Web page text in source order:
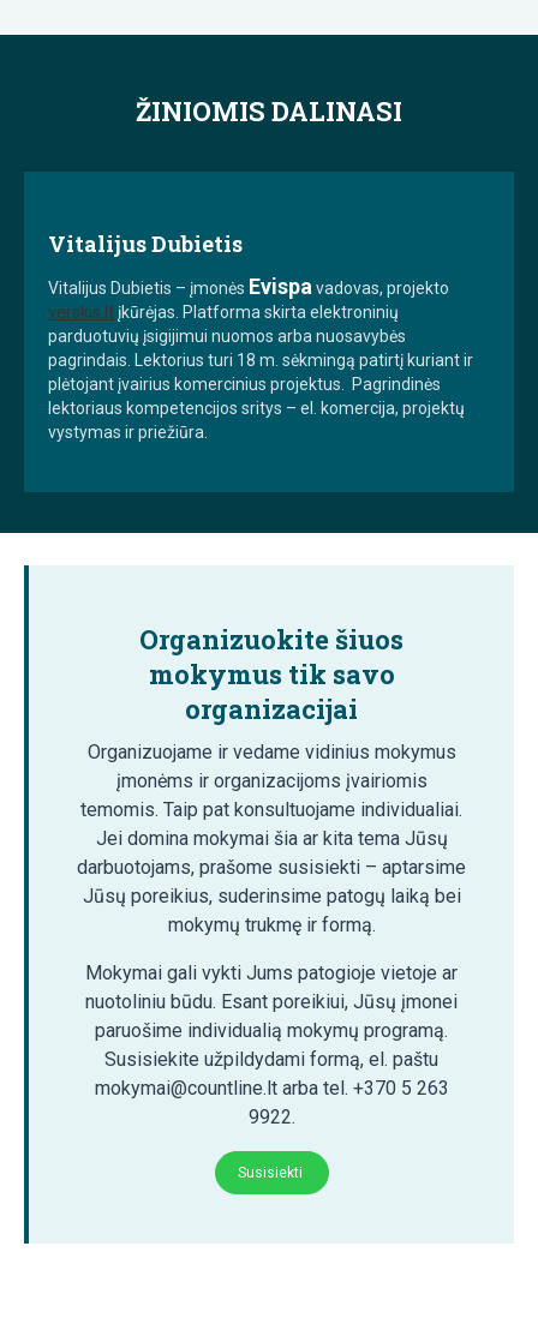
ŽINIOMIS DALINASI
Vitalijus Dubietis
Vitalijus Dubietis – įmonės Evispa vadovas, projekto
verskis.lt įkūrėjas. Platforma skirta elektroninių
parduotuvių įsigijimui nuomos arba nuosavybės
pagrindais. Lektorius turi 18 m. sėkmingą patirtį kuriant ir
plėtojant įvairius komercinius projektus. Pagrindinės
lektoriaus kompetencijos sritys – el. komercija, projektų
vystymas ir priežiūra.
Organizuokite šiuos
mokymus tik savo
organizacijai
Organizuojame ir vedame vidinius mokymus
įmonėms ir organizacijoms įvairiomis
temomis. Taip pat konsultuojame individualiai.
Jei domina mokymai šia ar kita tema Jūsų
darbuotojams, prašome susisiekti – aptarsime
Jūsų poreikius, suderinsime patogų laiką bei
mokymų trukmę ir formą.
Mokymai gali vykti Jums patogioje vietoje ar
nuotoliniu būdu. Esant poreikiui, Jūsų įmonei
paruošime individualią mokymų programą.
Susisiekite užpildydami formą, el. paštu
mokymai@countline.lt arba tel. +370 5 263
9922.
Susisiekti